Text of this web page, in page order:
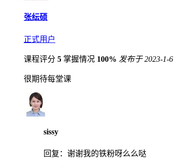
张纭硕
正式用户
课程评分 5 掌握情况 100% 发布于 2023-1-6
很期待每堂课
sissy
回复： 谢谢我的铁粉呀么么哒